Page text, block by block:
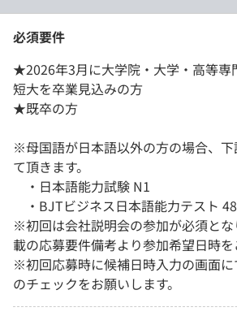
必須要件
★2026年3月に大学院・大学・高等専
短大を卒業見込みの方
★既卒の方
※母国語が日本語以外の方の場合、
て頂きます。
・日本語能力試験 N1
・BJTビジネス日本語能力テスト
※初回は会社説明会の参加が必須と
載の応募要件備考より参加希望日時を
※初回応募時に候補日時入力の画面
のチェックをお願いします。